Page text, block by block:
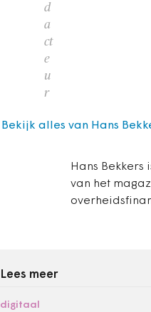
d
a
ct
e
u
r
Hans
van het
Bekijk alles van Hans
Lees meer
digitaal